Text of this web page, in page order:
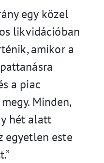
egy közel
likvidációban
amikor a
a piac
Minden,
hét alatt
egyetlen este